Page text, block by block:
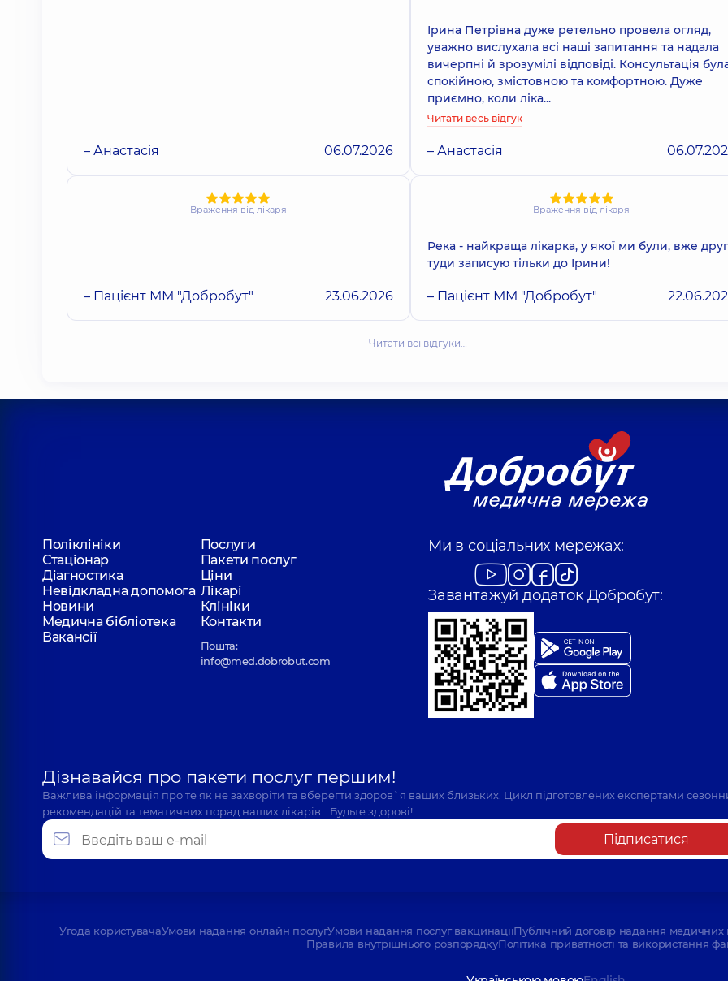
– Анастасія 06.07.2026
Ірина Петрівна дуже ретельно провела огляд,
уважно вислухала всі наші запитання та надала
вичерпні й зрозумілі відповіді. Консультація
спокійною, змістовною та комфортною. Дуже
приємно, коли ліка...
Читати весь відгук
– Анастасія
Враження від лікаря
– Пацієнт ММ "Добробут" 23.06.2026
Враження від лікаря
Река - найкраща лікарка, у якої ми були, вже
туди записую тільки до Ірини!
– Пацієнт ММ "Добробут"
Читати всі відгуки…
Поліклініки
Послуги
Стаціонар
Пакети послуг
Діагностика
Ціни
Невідкладна допомога Лікарі
Новини
Клініки
Медична бібліотека
Контакти
Вакансії
Пошта:
info@med.dobrobut.com
Ми в соціальних мережах:
Завантажуй додаток Добробут:
Дізнавайся про пакети послуг першим!
Важлива інформація про те як не захворіти та вберегти здоров`я ваших близьких. Цикл підготовлених експертами
рекомендацій та тематичних порад наших лікарів… Будьте здорові!
Підписатися
Угода користувачаУмови надання онлайн послугУмови надання послуг вакцинаціїПублічний договір надання медичних
Правила внутрішнього розпорядкуПолітика приватності та використання